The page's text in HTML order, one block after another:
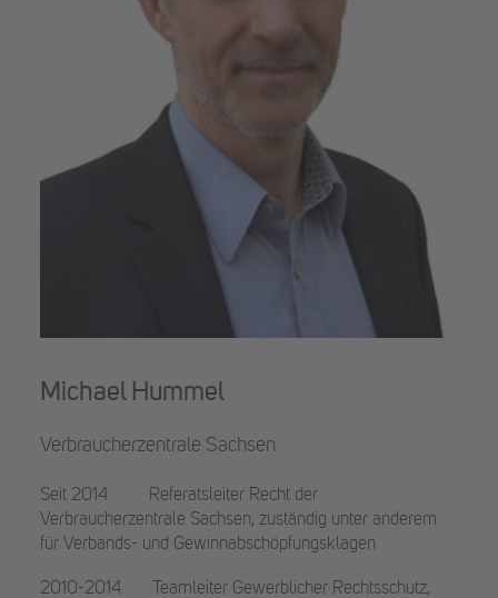
Michael Hummel
Verbraucherzentrale Sachsen
Seit 2014 Referatsleiter Recht der
Verbraucherzentrale Sachsen, zuständig unter anderem
für Verbands- und Gewinnabschöpfungsklagen
2010-2014 Teamleiter Gewerblicher Rechtsschutz,